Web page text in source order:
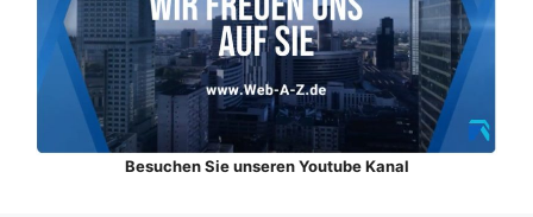
Besuchen Sie unseren Youtube Kanal